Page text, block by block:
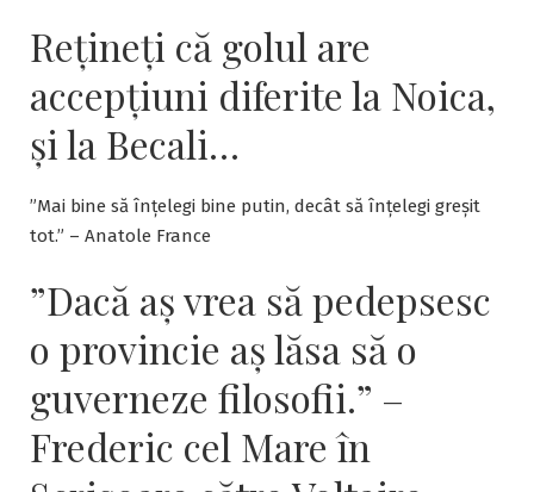
Rețineți că golul are
accepțiuni diferite la Noica,
și la Becali…
”Mai bine să înțelegi bine putin, decât să înțelegi greșit
tot.” – Anatole France
”Dacă aş vrea să pedepsesc
o provincie aş lăsa să o
guverneze filosofii.” –
Frederic cel Mare în